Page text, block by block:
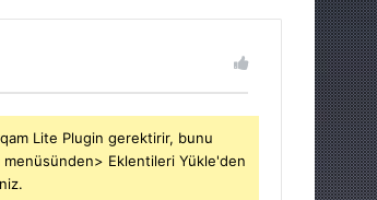
Lite Plugin gerektirir, bunu
menüsünden> Eklentileri Yükle'den